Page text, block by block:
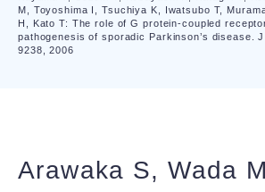
M, Toyoshima I, Tsuchiya K, Iwatsubo T,
H, Kato T: The role of G protein-coupled
pathogenesis of sporadic Parkinson’s disease.
9238, 2006
Arawaka S, Wada